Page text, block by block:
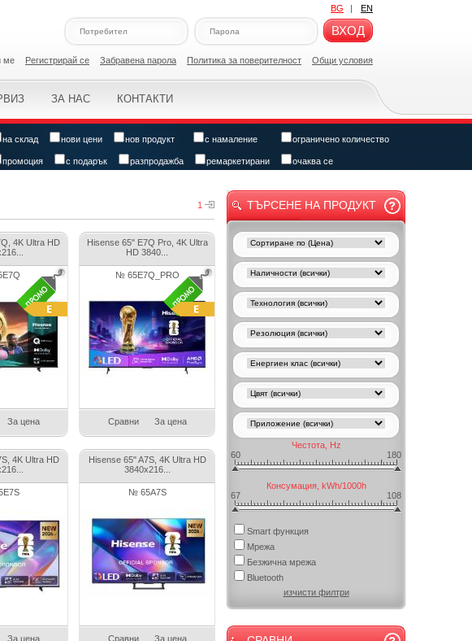
BG | EN
ВХОД
ме Регистрирай се Забравена парола Политикa за поверителност Общи условия
ЗА НАС КОНТАКТИ
на склад нови цени нов продукт с намаление ограничено количество
промоция с подарък разпродажба ремаркетирани очаква се
1
4K Ultra HD
За цена
Hisense 65" E7Q Pro, 4K Ultra
HD 3840...
№ 65E7Q_PRO
Сравни За цена
4K Ultra HD
За цена
Hisense 65" A7S, 4K Ultra HD
3840x216...
№ 65A7S
Сравни За цена
ТЪРСЕНЕ НА ПРОДУКТ
Честота, Hz
60
180
Консумация, kWh/1000h
67
108
Smart функция
Мрежа
Безжична мрежа
Bluetooth
изчисти филтри